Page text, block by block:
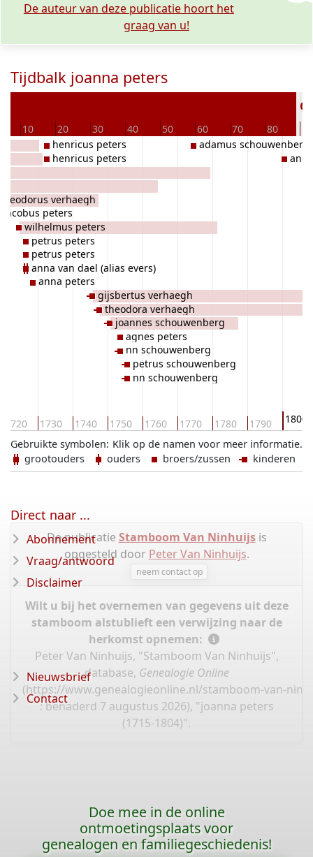
De auteur van deze publicatie hoort het
graag van u!
Tijdbalk joanna peters
10 20 30 40 50 60 70 80
1720 1730 1740 1750 1760 1770 1780 1790 1800
theodorus verhaegh
jacobus peters
wilhelmus peters
petrus peters
petrus peters
anna van dael (alias evers)
anna peters
henricus peters
henricus peters
gijsbertus verhaegh
theodora verhaegh
joannes schouwenberg
agnes peters
nn schouwenberg
petrus schouwenberg
nn schouwenberg
adamus schouwenberg
Klik op de namen voor meer informatie.
Gebruikte symbolen:
grootouders
ouders broers/zussen kinderen
De publicatie Stamboom Van Ninhuijsis
opgesteld door Peter Van Ninhuijs.
neem contact op
Wilt u bij het overnemen van gegevens uit deze
stamboom alstublieft een verwijzing naar de
herkomst opnemen:
Peter Van Ninhuijs, "Stamboom Van Ninhuijs",
database, Genealogie Online
(https://www.genealogieonline.nl/stamboom-van-
: benaderd 7 augustus 2026), "joanna peters
(1715-1804)".
Direct naar ...
Abonnement
Vraag/antwoord
Disclaimer
Nieuwsbrief
Contact
Doe mee in de online
ontmoetingsplaats voor
genealogen en familiegeschiedenis!